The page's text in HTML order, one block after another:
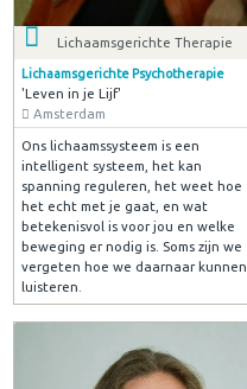
Lichaamsgerichte Therapie
Lichaamsgerichte Psychotherapie
'Leven in je Lijf'
Amsterdam
Ons lichaamssysteem is een
intelligent systeem, het kan
spanning reguleren, het weet hoe
het echt met je gaat, en wat
betekenisvol is voor jou en welke
beweging er nodig is. Soms zijn we
vergeten hoe we daarnaar kunnen
luisteren.